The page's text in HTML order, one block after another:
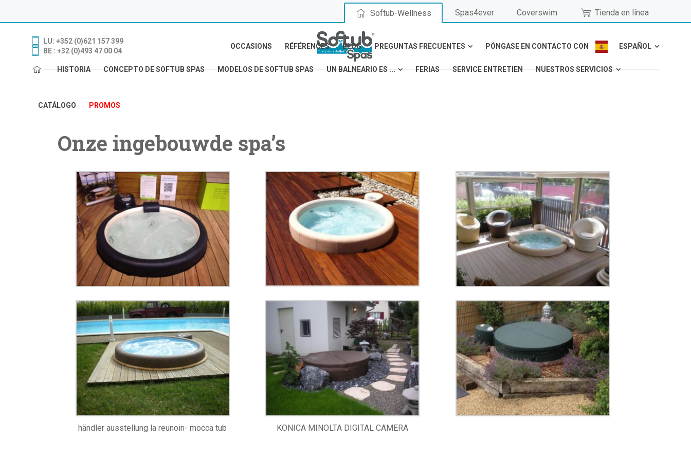
Softub-Wellness Spas4ever Coverswim Tienda en línea
LU: +352 (0)621 157 399
BE : +32 (0)493 47 00 04
OCCASIONS RÉFÉRENCES BLOG PREGUNTAS FRECUENTES PÓNGASE EN CONTACTO CON ESPAÑOL
HISTORIA CONCEPTO DE SOFTUB SPAS MODELOS DE SOFTUB SPAS UN BALNEARIO ES ... FERIAS SERVICE ENTRETIEN NUESTROS SERVICIOS
CATÁLOGO PROMOS
Onze ingebouwde spa’s
händler ausstellung la reunoin- mocca tub KONICA MINOLTA DIGITAL CAMERA